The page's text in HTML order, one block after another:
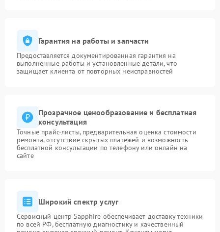
Гарантия на работы и запчасти
Предоставляется документированная гарантия на
выполненные работы и установленные детали, что
защищает клиента от повторных неисправностей
Прозрачное ценообразование и бесплатная
консультация
Точные прайс-листы, предварительная оценка стоимости
ремонта, отсутствие скрытых платежей и возможность
бесплатной консультации по телефону или онлайн на
сайте
Широкий спектр услуг
Сервисный центр Sapphire обеспечивает доставку техники
по всей РФ, бесплатную диагностику и качественный